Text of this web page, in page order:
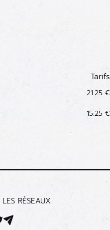
Tarifs
21.25 €
15.25 €
LES RÉSEAUX
Twitter
Mail